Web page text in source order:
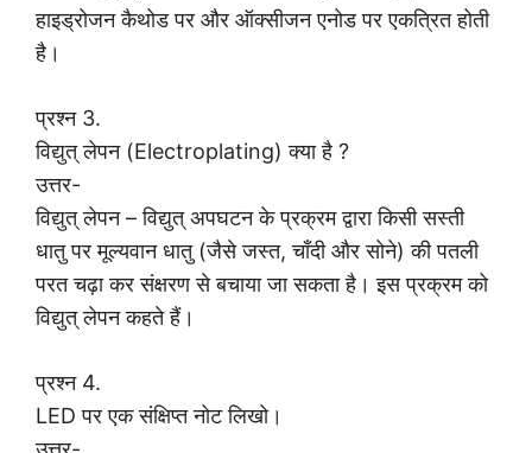
हाइड्रोजन कैथोड पर और ऑक्सीजन एनोड पर एकत्रित होती
है।
प्रश्न 3.
विद्युत् लेपन (Electroplating) क्या है ?
उत्तर-
विद्युत् लेपन – विद्युत् अपघटन के प्रक्रम द्वारा किसी सस्ती
धातु पर मूल्यवान धातु (जैसे जस्त, चाँदी और सोने) की पतली
परत चढ़ा कर संक्षरण से बचाया जा सकता है। इस प्रक्रम को
विद्युत् लेपन कहते हैं।
प्रश्न 4.
LED पर एक संक्षिप्त नोट लिखो।